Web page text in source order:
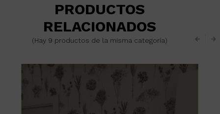
PRODUCTOS
RELACIONADOS
(Hay 9 productos de la misma categoría)